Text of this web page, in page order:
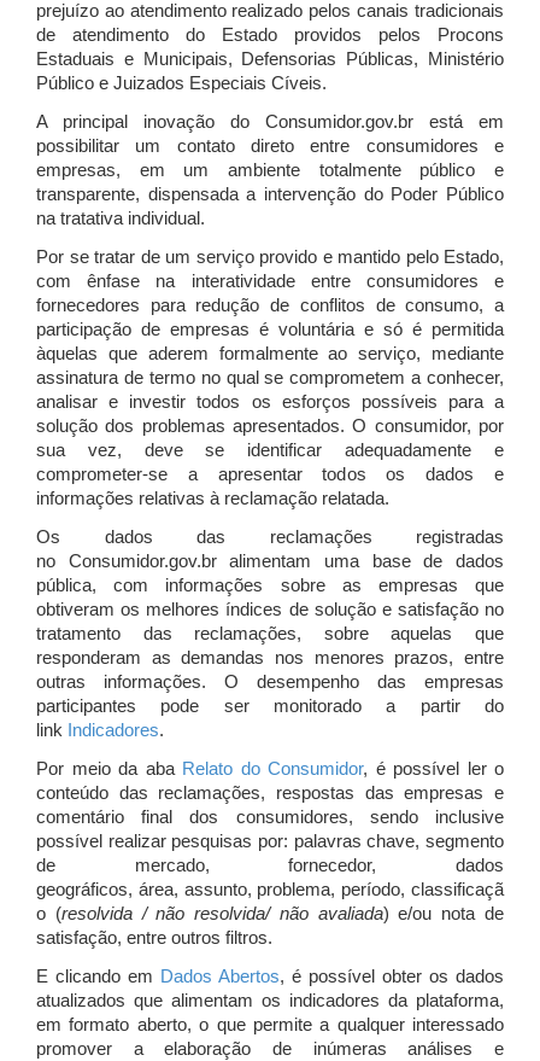
prejuízo ao atendimento realizado pelos canais tradicionais
de atendimento do Estado providos pelos Procons
Estaduais e Municipais, Defensorias Públicas, Ministério
Público e Juizados Especiais Cíveis.
A principal inovação do Consumidor.gov.br está em
possibilitar um contato direto entre consumidores e
empresas, em um ambiente totalmente público e
transparente, dispensada a intervenção do Poder Público
na tratativa individual.
Por se tratar de um serviço provido e mantido pelo Estado,
com ênfase na interatividade entre consumidores e
fornecedores para redução de conflitos de consumo, a
participação de empresas é voluntária e só é permitida
àquelas que aderem formalmente ao serviço, mediante
assinatura de termo no qual se comprometem a conhecer,
analisar e investir todos os esforços possíveis para a
solução dos problemas apresentados. O consumidor, por
sua vez, deve se identificar adequadamente e
comprometer-se a apresentar todos os dados e
informações relativas à reclamação relatada.
Os dados das reclamações registradas
no Consumidor.gov.br alimentam uma base de dados
pública, com informações sobre as empresas que
obtiveram os melhores índices de solução e satisfação no
tratamento das reclamações, sobre aquelas que
responderam as demandas nos menores prazos, entre
outras informações. O desempenho das empresas
participantes pode ser monitorado a partir do
link Indicadores.
Por meio da aba Relato do Consumidor, é possível ler o
conteúdo das reclamações, respostas das empresas e
comentário final dos consumidores, sendo inclusive
possível realizar pesquisas por: palavras chave, segmento
de mercado, fornecedor, dados
geográficos, área, assunto, problema, período, classificaçã
o (resolvida / não resolvida/ não avaliada) e/ou nota de
satisfação, entre outros filtros.
E clicando em Dados Abertos, é possível obter os dados
atualizados que alimentam os indicadores da plataforma,
em formato aberto, o que permite a qualquer interessado
promover a elaboração de inúmeras análises e